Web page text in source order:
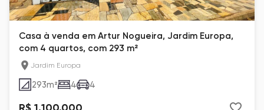
Casa à venda em Artur Nogueira, Jardim Europa,
com 4 quartos, com 293 m²
Jardim Europa
293m² 4 4
R$ 1.100.000